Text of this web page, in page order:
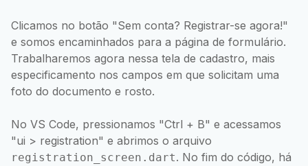
Clicamos no botão "Sem conta? Registrar-se agora!"
e somos encaminhados para a página de formulário.
Trabalharemos agora nessa tela de cadastro, mais
especificamento nos campos em que solicitam uma
foto do documento e rosto.
No VS Code, pressionamos "Ctrl + B" e acessamos
"ui > registration" e abrimos o arquivo
registration_screen.dart. No fim do código, há